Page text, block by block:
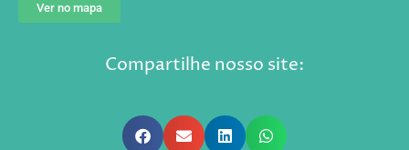
Ver no mapa
Compartilhe nosso site: